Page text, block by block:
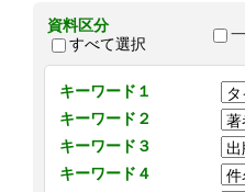
資料区分
すべて選択
キーワード１
キーワード２
キーワード３
キーワード４